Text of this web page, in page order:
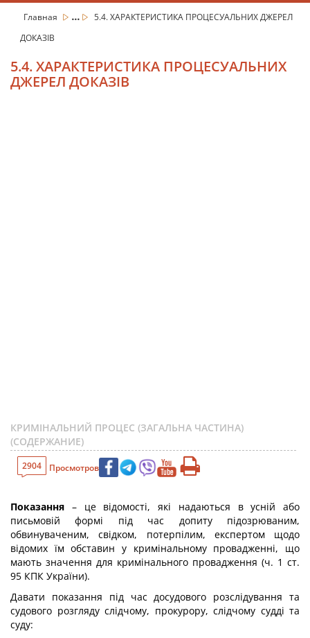
Главная ...
5.4. ХАРАКТЕРИСТИКА ПРОЦЕСУАЛЬНИХ ДЖЕРЕЛ
ДОКАЗІВ
5.4. ХАРАКТЕРИСТИКА ПРОЦЕСУАЛЬНИХ
ДЖЕРЕЛ ДОКАЗІВ
КРИМІНАЛЬНИЙ ПРОЦЕС (ЗАГАЛЬНА ЧАСТИНА)
(СОДЕРЖАНИЕ)
2904 Просмотров
Показання – це відомості, які надаються в усній або
письмовій формі під час допиту підозрюваним,
обвинуваченим, свідком, потерпілим, експертом щодо
відомих їм обставин у кримінальному провадженні, що
мають значення для кримінального провадження (ч. 1 ст.
95 КПК України).
Давати показання під час досудового розслідування та
судового розгляду слідчому, прокурору, слідчому судді та
суду: